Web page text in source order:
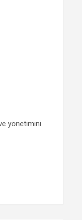
yönetimini